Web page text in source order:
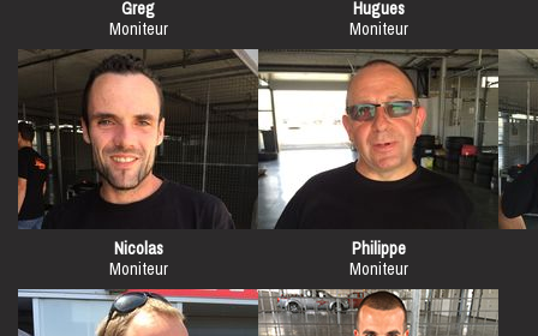
Greg
Moniteur
Hugues
Moniteur
Nicolas
Moniteur
Philippe
Moniteur